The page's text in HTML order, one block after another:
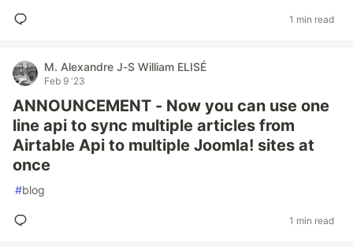
1 min read
M. Alexandre J-S William ELISÉ
Feb 9 '23
ANNOUNCEMENT - Now you can use one
line api to sync multiple articles from
Airtable Api to multiple Joomla! sites at
once
#blog
1 min read